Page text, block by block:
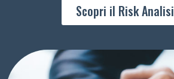
Scopri il Risk Analisi